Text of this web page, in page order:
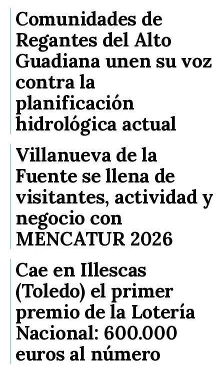
Comunidades de
Regantes del Alto
Guadiana unen su voz
contra la
planificación
hidrológica actual
Villanueva de la
Fuente se llena de
visitantes, actividad y
negocio con
MENCATUR 2026
Cae en Illescas
(Toledo) el primer
premio de la Lotería
Nacional: 600.000
euros al número